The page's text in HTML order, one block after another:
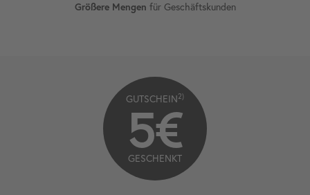
Größere Mengen für Geschäftskunden
GUTSCHEIN2)
5€
GESCHENKT